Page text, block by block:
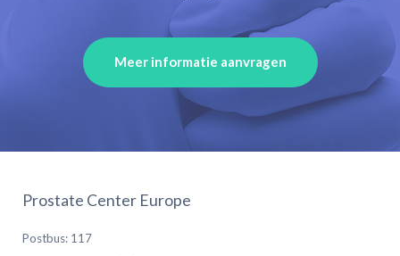
Meer informatie aanvragen
Prostate Center Europe
Postbus: 117